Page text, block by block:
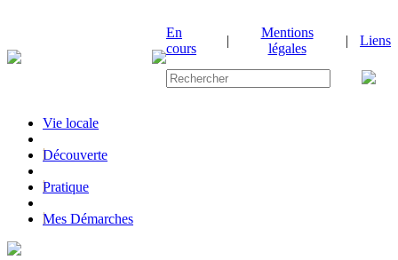
En
cours
|
Mentions
légales
| Liens
Vie locale
|Découverte
|Pratique
|Mes Démarches